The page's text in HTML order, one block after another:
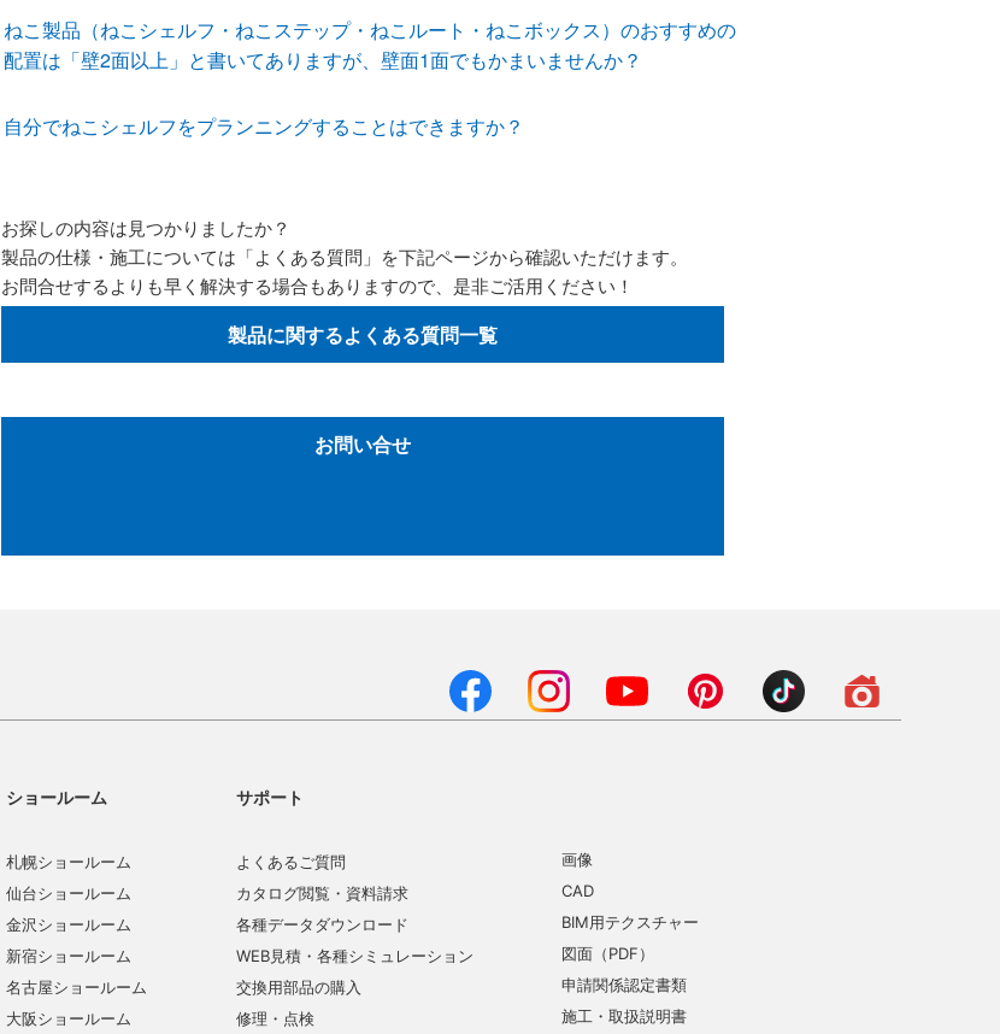
ねこ製品（ねこシェルフ・ねこステップ・ねこルート・ねこボックス）のおすすめの
配置は「壁2面以上」と書いてありますが、壁面1面でもかまいませんか？
自分でねこシェルフをプランニングすることはできますか？
お探しの内容は見つかりましたか？
製品の仕様・施工については「よくある質問」を下記ページから確認いただけます。
お問合せするよりも早く解決する場合もありますので、是非ご活用ください！
製品に関するよくある質問一覧
お問い合せ
ショールーム
札幌ショールーム
仙台ショールーム
金沢ショールーム
新宿ショールーム
名古屋ショールーム
大阪ショールーム
サポート
よくあるご質問
カタログ閲覧・資料請求
各種データダウンロード
WEB見積・各種シミュレーション
交換用部品の購入
修理・点検
画像
CAD
BIM用テクスチャー
図面（PDF）
申請関係認定書類
施工・取扱説明書